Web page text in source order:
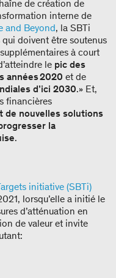
de création de
interne de
and Beyond, la SBTi
doivent être soutenus
à court
le pic des
années 2020 et de
d’ici 2030.» Et,
financières
de nouvelles solutions
la
.
initiative (SBTi)
lorsqu’elle a initié le
d’atténuation en
de valeur et invite